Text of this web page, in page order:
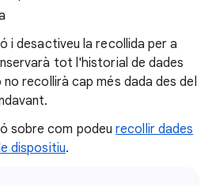
i desactiveu la recollida per a
tot l'historial de dades
recollirà cap més dada des del
sobre com podeurecollir dades
dispositiu.